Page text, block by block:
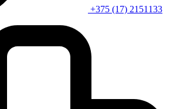
+375 (17) 2151133